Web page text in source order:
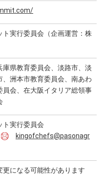
ト実行委員会（企画運営：株
県教育委員会、淡路市、淡
、洲本市教育委員会、南あわ
員会、在大阪イタリア総領事
ト実行委員会
kingofchefs@pasonagr
更になる可能性があります